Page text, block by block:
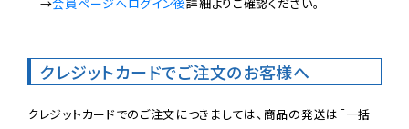
クレジットカードでご注文のお客様へ
クレジットカードでのご注文につきましては、商品の発送は「一括